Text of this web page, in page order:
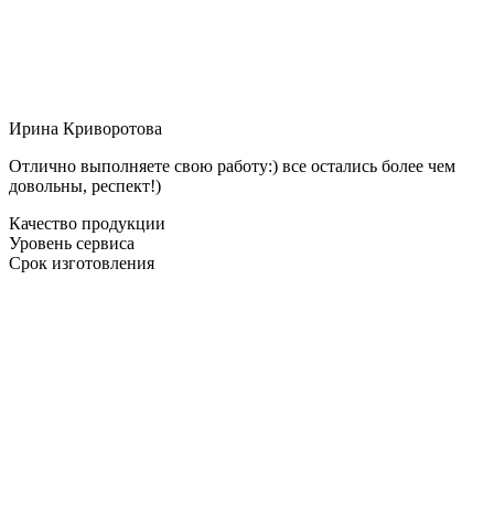
Ирина Криворотова
Отлично выполняете свою работу:) все остались более чем
довольны, респект!)
Качество продукции
Уровень сервиса
Срок изготовления